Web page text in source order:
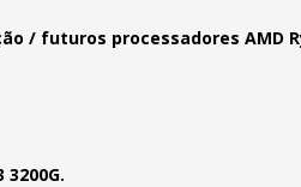
/ futuros processadores AMD